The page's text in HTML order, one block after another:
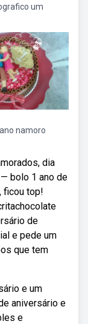
um
namoro
dia
bolo 1 ano de
ficou top!
de
e pede um
que tem
e um
aniversário e
e